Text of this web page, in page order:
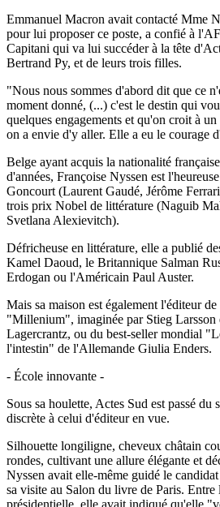
Emmanuel Macron avait contacté Mme
pour lui proposer ce poste, a confié à
Capitani qui va lui succéder à la tête
Bertrand Py, et de leurs trois filles.
"Nous nous sommes d'abord dit que ce
moment donné, (...) c'est le destin qui
quelques engagements et qu'on croit à
on a envie d'y aller. Elle a eu le courage
Belge ayant acquis la nationalité
d'années, Françoise Nyssen est
Goncourt (Laurent Gaudé, Jérôme
trois prix Nobel de littérature (Naguib
Svetlana Alexievitch).
Défricheuse en littérature, elle a publié
Kamel Daoud, le Britannique Salman
Erdogan ou l'Américain Paul Auster.
Mais sa maison est également l'éditeur
"Millenium", imaginée par Stieg
Lagercrantz, ou du best-seller mondial
l'intestin" de l'Allemande Giulia Enders.
- École innovante -
Sous sa houlette, Actes Sud est passé
discrète à celui d'éditeur en vue.
Silhouette longiligne, cheveux châtain
rondes, cultivant une allure élégante et
Nyssen avait elle-même guidé le
sa visite au Salon du livre de Paris. Entre
présidentielle, elle avait indiqué qu'elle